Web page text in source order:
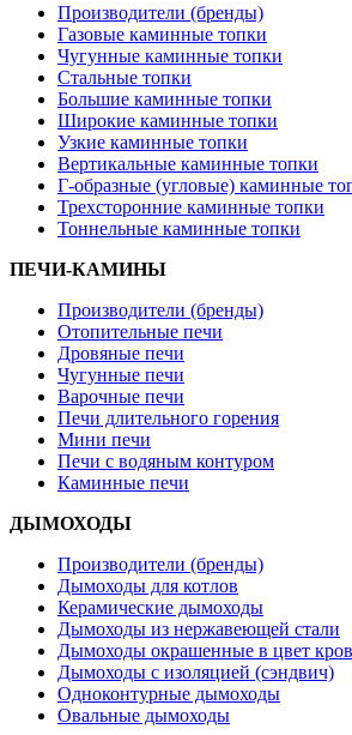
Производители (бренды)
Газовые каминные топки
Чугунные каминные топки
Стальные топки
Большие каминные топки
Широкие каминные топки
Узкие каминные топки
Вертикальные каминные топки
Г-образные (угловые) каминные
Трехсторонние каминные топки
Тоннельные каминные топки
ПЕЧИ-КАМИНЫ
Производители (бренды)
Отопительные печи
Дровяные печи
Чугунные печи
Варочные печи
Печи длительного горения
Мини печи
Печи с водяным контуром
Каминные печи
ДЫМОХОДЫ
Производители (бренды)
Дымоходы для котлов
Керамические дымоходы
Дымоходы из нержавеющей стали
Дымоходы окрашенные в цвет
Дымоходы с изоляцией (сэндвич)
Одноконтурные дымоходы
Овальные дымоходы